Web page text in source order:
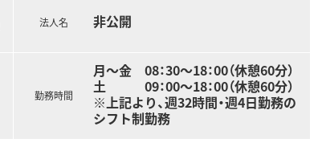
法人名 非公開
勤務時間
月～金 08：30～18：00（休憩60分）
土 09：00～18：00（休憩60分）
※上記より、週32時間・週4日勤務の
シフト制勤務